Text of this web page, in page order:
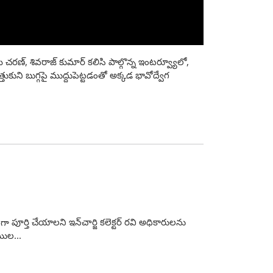
చ‌ర‌ణ్‌, శివ‌రాజ్ కుమార్ కలిసి పాల్గొన్న ఇంటర్వ్యూలో,
బుగ్గపై ముద్దుపెట్టడంతో అక్కడ భావోద్వేగ
పూర్తి చేయాలని ఇన్‌చార్జి కలెక్టర్ రవి అధికారులను